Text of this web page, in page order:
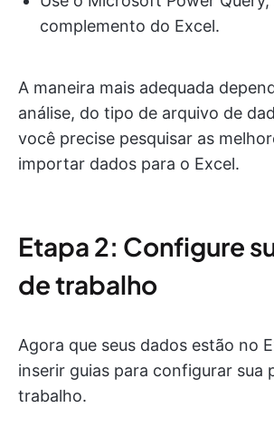
complemento do Excel.
A maneira mais adequada
análise, do tipo de arquivo de
você precise pesquisar as
importar dados para o Excel.
Etapa 2: Configure
de trabalho
Agora que seus dados estão no
inserir guias para configurar sua
trabalho.